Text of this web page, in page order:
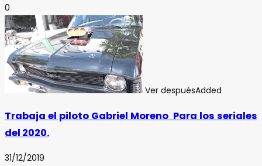
0
Ver despuésAdded
Trabaja el piloto Gabriel Moreno Para los seriales
del 2020.
31/12/2019